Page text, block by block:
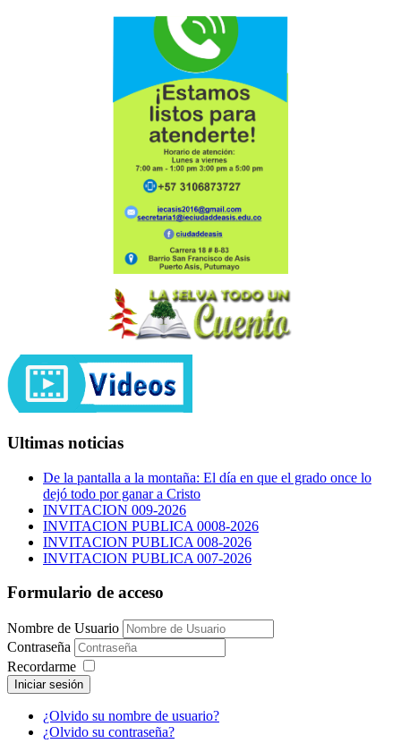
Ultimas noticias
De la pantalla a la montaña: El día en que el grado once lo
dejó todo por ganar a Cristo
INVITACION 009-2026
INVITACION PUBLICA 0008-2026
INVITACION PUBLICA 008-2026
INVITACION PUBLICA 007-2026
Formulario de acceso
Nombre de Usuario
Contraseña
Recordarme
Iniciar sesión
¿Olvido su nombre de usuario?
¿Olvido su contraseña?